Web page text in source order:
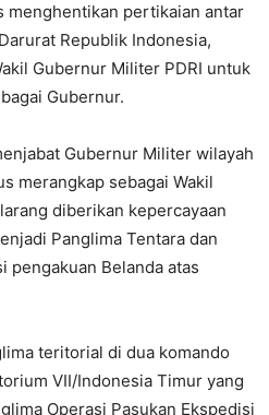
menghentikan pertikaian antar
Republik Indonesia,
Gubernur Militer PDRI untuk
Gubernur.
Gubernur Militer wilayah
merangkap sebagai Wakil
diberikan kepercayaan
Panglima Tentara dan
pengakuan Belanda atas
teritorial di dua komando
VII/Indonesia Timur yang
Operasi Pasukan Ekspedisi